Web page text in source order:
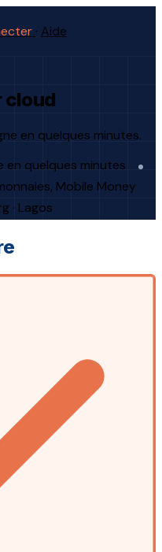
· Aide
cloud
en quelques minutes.
en quelques minutes
Mobile Money
· Lagos